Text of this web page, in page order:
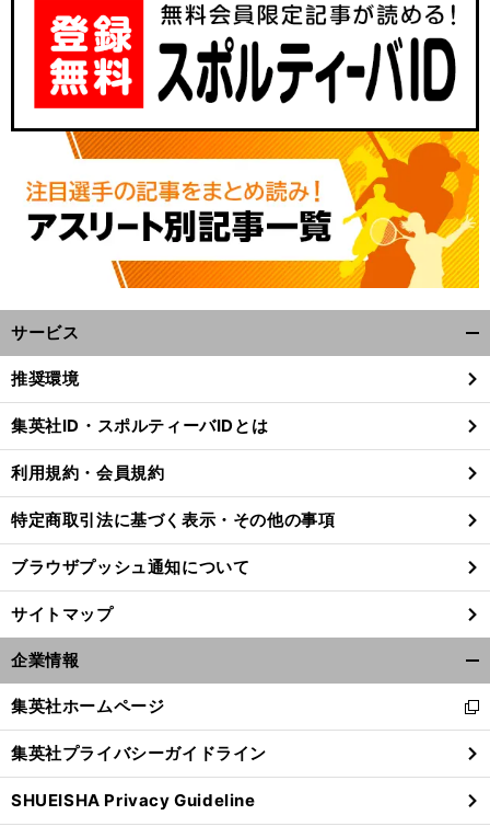
サービス
閉
る
推奨環境
集英社ID・スポルティーバIDとは
利用規約・会員規約
特定商取引法に基づく表示・その他の事項
ブラウザプッシュ通知について
サイトマップ
企業情報
閉
る
集英社ホームページ
新
し
い
ウ
ィ
ン
集英社プライバシーガイドライン
SHUEISHA Privacy Guideline